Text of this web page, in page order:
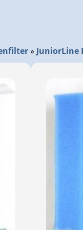
» JuniorLine